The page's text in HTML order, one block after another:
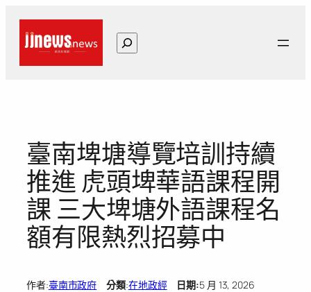
搜
尋
臺南埤塘導覽培訓持續
推進 虎頭埤華語課程開
課 三大埤塘外語課程名
額有限熱烈招募中
作者:臺南市政府 分類:在地政經日期:5 月 13, 2026